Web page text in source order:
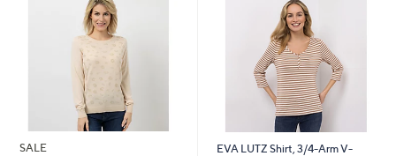
SALE
EVA LUTZ Shirt, 3/4-Arm V-